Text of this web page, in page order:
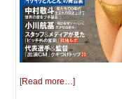
[Read more…]